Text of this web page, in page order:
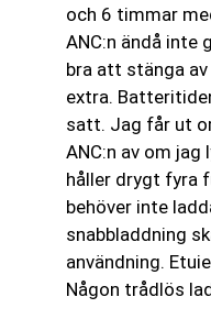
och 6 timmar
ANC:n ändå inte
bra att stänga
extra.
satt. Jag får ut
ANC:n av om
håller drygt fyra
behöver inte
snabbladdning
användning.
Någon trådlös